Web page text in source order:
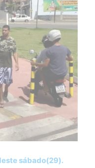
sábado(29).